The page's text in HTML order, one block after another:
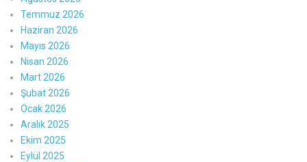
Temmuz 2026
Haziran 2026
Mayıs 2026
Nisan 2026
Mart 2026
Şubat 2026
Ocak 2026
Aralık 2025
Ekim 2025
Eylül 2025